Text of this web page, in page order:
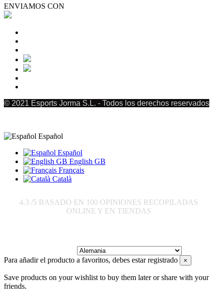
ENVIAMOS CON
© 2021 Esports Jorma S.L. - Todos los derechos reservados
Español
Español
English GB
Français
Català
4.3 /5 BASADO EN 100 OPINIONES RECOPILADAS
ONLINE Y EN TIENDAS
Para añadir el producto a favoritos, debes estar registrado ×
Save products on your wishlist to buy them later or share with your
friends.